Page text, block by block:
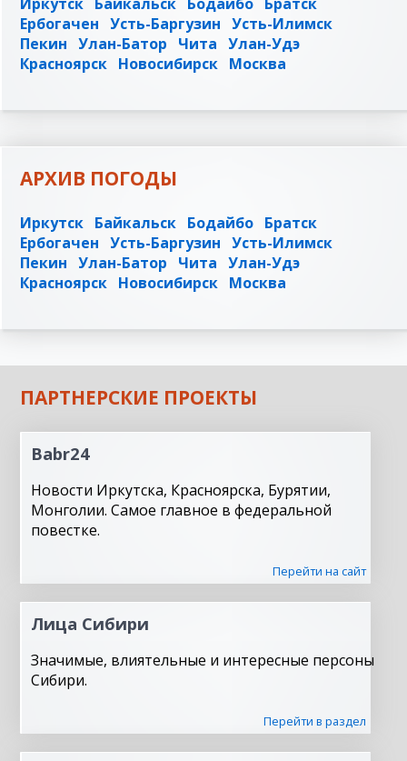
Ербогачен Усть-Баргузин Усть-Илимск
Пекин Улан-Батор Чита Улан-Удэ
Красноярск Новосибирск Москва
АРХИВ ПОГОДЫ
Иркутск Байкальск Бодайбо Братск
Ербогачен Усть-Баргузин Усть-Илимск
Пекин Улан-Батор Чита Улан-Удэ
Красноярск Новосибирск Москва
ПАРТНЕРСКИЕ ПРОЕКТЫ
Babr24
Новости Иркутска, Красноярска, Бурятии,
Монголии. Самое главное в федеральной
повестке.
Перейти на сайт
Лица Сибири
Значимые, влиятельные и интересные персоны
Сибири.
Перейти в раздел